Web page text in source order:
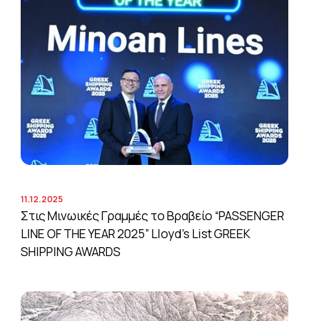
11.12.2025
Στις Μινωικές Γραμμές το Βραβείο “PASSENGER
LINE OF THE YEAR 2025” Lloyd’s List GREEK
SHIPPING AWARDS